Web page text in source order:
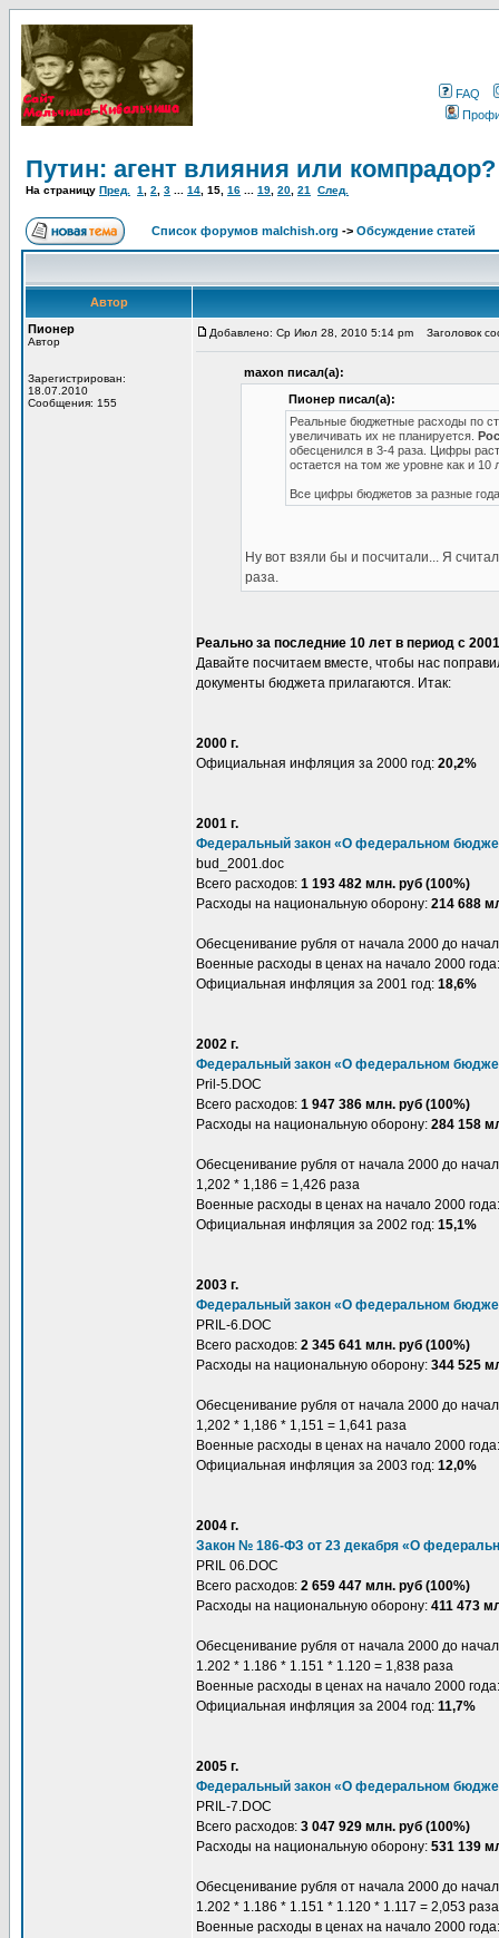
FAQ
Путин: агент влияния или компрадор?
На страницу Пред. 1 2 3 14 15 16 19 20 21 След.
Список форумов malchish.org -> Обсуждение статей
Автор
Пионер
Автор
Зарегистрирован:
18.07.2010
Сообщения: 155
Добавлено: Ср Июл 28, 2010 5:14 pm Заголовок
maxon писал(а):
Пионер писал(а):
Реальные бюджетные расходы по
увеличивать их не планируется.
обесценился в 3-4 раза. Цифры
остается на том же уровне как и 10
Все цифры бюджетов за разные
Ну вот взяли бы и посчитали... Я
раза.
Реально за последние 10 лет в период с
Давайте посчитаем вместе, чтобы нас
документы бюджета прилагаются. Итак:
2000 г.
Официальная инфляция за 2000 год: 20,2%
2001 г.
Федеральный закон «О федеральном
bud_2001.doc
Всего расходов: 1 193 482 млн. руб (100%)
Расходы на национальную оборону: 214 688
Обесценивание рубля от начала 2000 до
Военные расходы в ценах на начало 2000
Официальная инфляция за 2001 год: 18,6%
2002 г.
Федеральный закон «О федеральном
Pril-5.DOC
Всего расходов: 1 947 386 млн. руб (100%)
Расходы на национальную оборону: 284 158
Обесценивание рубля от начала 2000 до
1,202 * 1,186 = 1,426 раза
Военные расходы в ценах на начало 2000
Официальная инфляция за 2002 год: 15,1%
2003 г.
Федеральный закон «О федеральном
PRIL-6.DOC
Всего расходов: 2 345 641 млн. руб (100%)
Расходы на национальную оборону: 344 525
Обесценивание рубля от начала 2000 до
1,202 * 1,186 * 1,151 = 1,641 раза
Военные расходы в ценах на начало 2000
Официальная инфляция за 2003 год: 12,0%
2004 г.
Закон № 186-ФЗ от 23 декабря «О
PRIL 06.DOC
Всего расходов: 2 659 447 млн. руб (100%)
Расходы на национальную оборону: 411 473
Обесценивание рубля от начала 2000 до
1.202 * 1.186 * 1.151 * 1.120 = 1,838 раза
Военные расходы в ценах на начало 2000
Официальная инфляция за 2004 год: 11,7%
2005 г.
Федеральный закон «О федеральном
PRIL-7.DOC
Всего расходов: 3 047 929 млн. руб (100%)
Расходы на национальную оборону: 531 139
Обесценивание рубля от начала 2000 до
1.202 * 1.186 * 1.151 * 1.120 * 1.117 = 2,053 раза
Военные расходы в ценах на начало 2000